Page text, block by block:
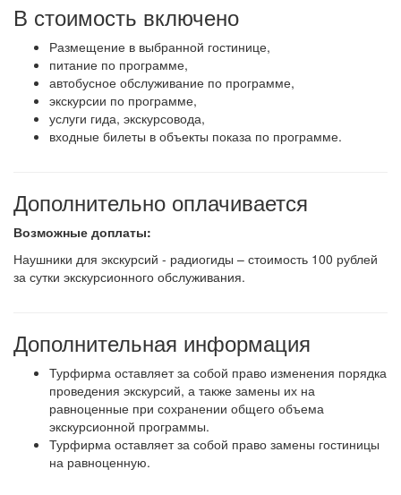
В стоимость включено
Размещение в выбранной гостинице,
питание по программе,
автобусное обслуживание по программе,
экскурсии по программе,
услуги гида, экскурсовода,
входные билеты в объекты показа по программе.
Дополнительно оплачивается
Возможные доплаты:
Наушники для экскурсий - радиогиды – стоимость 100 рублей
за сутки экскурсионного обслуживания.
Дополнительная информация
Турфирма оставляет за собой право изменения порядка
проведения экскурсий, а также замены их на
равноценные при сохранении общего объема
экскурсионной программы.
Турфирма оставляет за собой право замены гостиницы
на равноценную.